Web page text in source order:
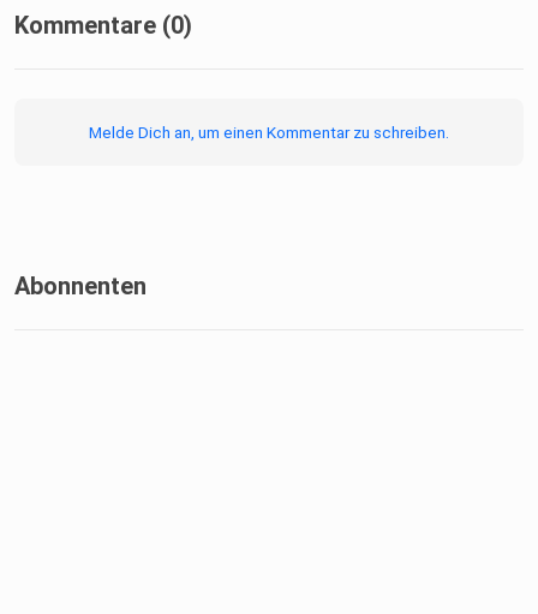
Kommentare (0)
Melde Dich an, um einen Kommentar zu schreiben.
Abonnenten